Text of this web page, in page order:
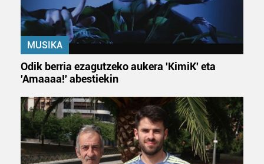
MUSIKA
Odik berria ezagutzeko aukera 'KimiK' eta
'Amaaaa!' abestiekin